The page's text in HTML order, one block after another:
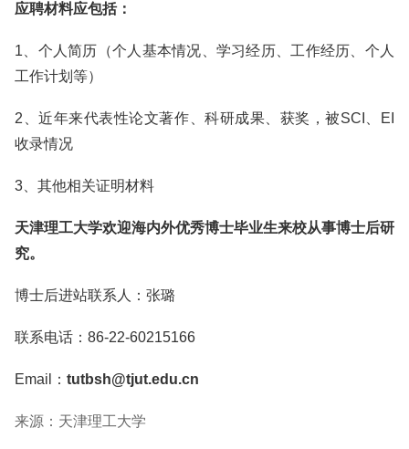
应聘材料应包括：
1、个人简历（个人基本情况、学习经历、工作经历、个人
工作计划等）
2、近年来代表性论文著作、科研成果、获奖，被SCI、EI
收录情况
3、其他相关证明材料
天津理工大学欢迎海内外优秀博士毕业生来校从事博士后研
究。
博士后进站联系人：张璐
联系电话：86-22-60215166
Email： tutbsh@tjut.edu.cn
来源：天津理工大学